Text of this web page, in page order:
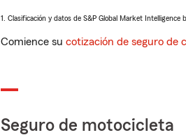
1. Clasificación y datos de S&P Global Market Intelligence
Comience su cotización de seguro de
Seguro de motocicleta